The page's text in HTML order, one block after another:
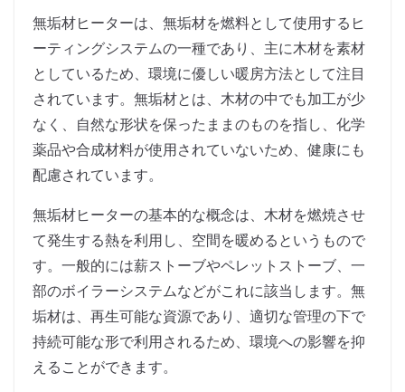
無垢材ヒーターは、無垢材を燃料として使用するヒ
ーティングシステムの一種であり、主に木材を素材
としているため、環境に優しい暖房方法として注目
されています。無垢材とは、木材の中でも加工が少
なく、自然な形状を保ったままのものを指し、化学
薬品や合成材料が使用されていないため、健康にも
配慮されています。
無垢材ヒーターの基本的な概念は、木材を燃焼させ
て発生する熱を利用し、空間を暖めるというもので
す。一般的には薪ストーブやペレットストーブ、一
部のボイラーシステムなどがこれに該当します。無
垢材は、再生可能な資源であり、適切な管理の下で
持続可能な形で利用されるため、環境への影響を抑
えることができます。